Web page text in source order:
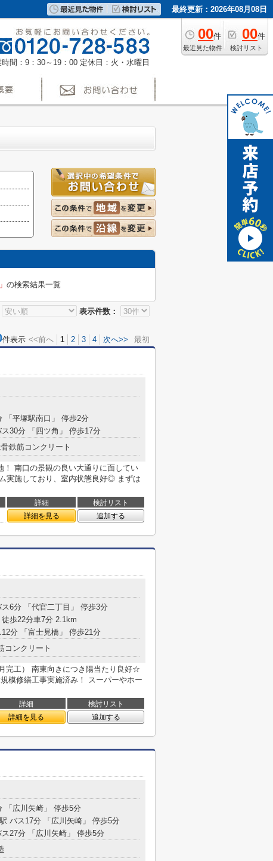
最終更新：2026年08月08日
00件
最近見た物件
00件
検討リスト
時間：9：30～19：00 定休日：火・水曜日
の検索結果一覧
表示件数：
件表示 <<前へ 1 2 3 4 次へ>> 最初
「平塚駅南口」 停歩2分
ス30分 「四ツ角」 停歩17分
鉄筋コンクリート
南口の景観の良い大通りに面してい
実施しており、室内状態良好◎ まずは
詳細
検討リスト
詳細を見る 追加する
ス6分 「代官二丁目」 停歩3分
徒歩22分車7分 2.1km
12分 「富士見橋」 停歩21分
コンクリート
完工） 南東向きにつき陽当たり良好☆
模修繕工事実施済み！ スーパーやホー
詳細
検討リスト
詳細を見る 追加する
「広川矢崎」 停歩5分
駅 バス17分 「広川矢崎」 停歩5分
ス27分 「広川矢崎」 停歩5分